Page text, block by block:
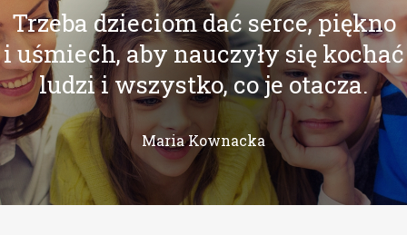
Trzeba dzieciom dać serce, piękno
i uśmiech, aby nauczyły się kochać
ludzi i wszystko, co je otacza.
Maria Kownacka